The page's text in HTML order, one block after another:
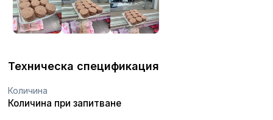
Техническа спецификация
Количина
Количина при запитване